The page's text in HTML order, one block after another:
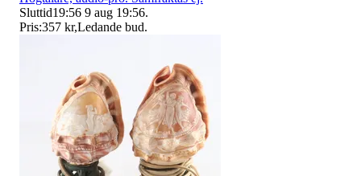
Sluttid19:56 9 aug 19:56.
Pris:357 kr,Ledande bud.